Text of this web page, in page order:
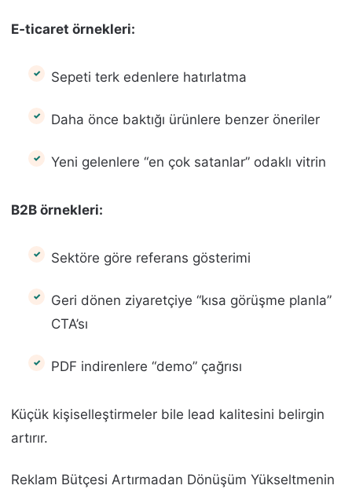
E‑ticaret örnekleri:
Sepeti terk edenlere hatırlatma
Daha önce baktığı ürünlere benzer öneriler
Yeni gelenlere “en çok satanlar” odaklı vitrin
B2B örnekleri:
Sektöre göre referans gösterimi
Geri dönen ziyaretçiye “kısa görüşme planla”
CTA’sı
PDF indirenlere “demo” çağrısı
Küçük kişiselleştirmeler bile lead kalitesini belirgin
artırır.
Reklam Bütçesi Artırmadan Dönüşüm Yükseltmenin